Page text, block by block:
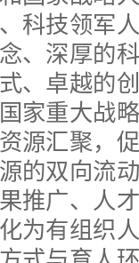
科技领军
、深厚的
、卓越的
家重大战
源汇聚，
的双向流
推广、人
为有组织